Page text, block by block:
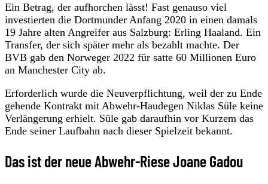
Ein Betrag, der aufhorchen lässt! Fast genauso viel
investierten die Dortmunder Anfang 2020 in einen damals
19 Jahre alten Angreifer aus Salzburg: Erling Haaland. Ein
Transfer, der sich später mehr als bezahlt machte. Der
BVB gab den Norweger 2022 für satte 60 Millionen Euro
an Manchester City ab.
Erforderlich wurde die Neuverpflichtung, weil der zu Ende
gehende Kontrakt mit Abwehr-Haudegen Niklas Süle keine
Verlängerung erhielt. Süle gab daraufhin vor Kurzem das
Ende seiner Laufbahn nach dieser Spielzeit bekannt.
Das ist der neue Abwehr-Riese Joane Gadou